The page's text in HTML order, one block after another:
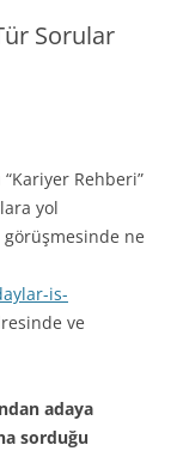
Sorular
Rehberi”
yol
görüşmesinde ne
is-
ve
adaya
sorduğu